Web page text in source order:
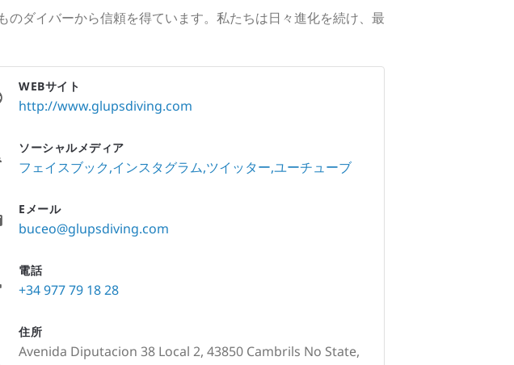
ダイバーから信頼を得ています。私たちは日々進化を続け、最
WEBサイト
http://www.glupsdiving.com
ソーシャルメディア
フェイスブック インスタグラム ツイッター ユーチューブ
Eメール
buceo@glupsdiving.com
電話
+34 977 79 18 28
住所
Avenida Diputacion 38 Local 2, 43850 Cambrils No State,